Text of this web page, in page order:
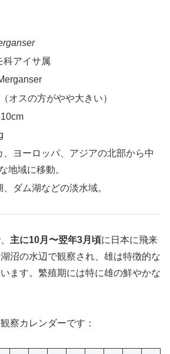
科アイサ属
オスの方がやや大きい）
、ヨーロッパ、アジアの北部から中
地域に移動。
、ダム湖などの淡水域。
主に10月〜翌年3月頃に日本に飛来
沼の水辺で観察され、雄は特徴的な
ます。繁殖期には特に雄の鮮やかな
察カレンダーです：